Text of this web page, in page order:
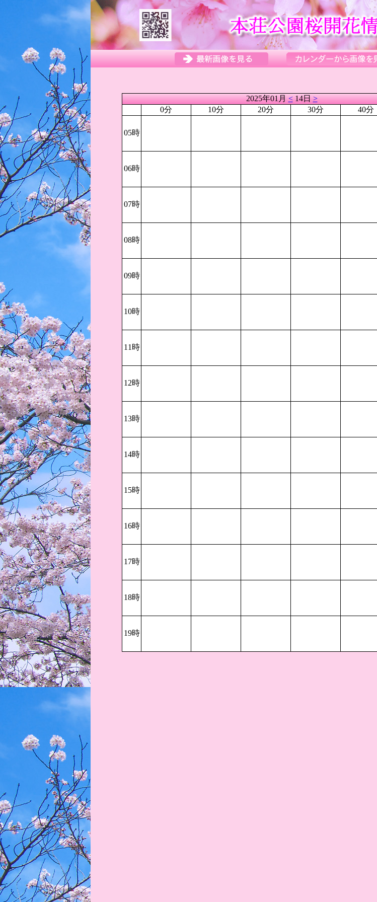
2025年01月<14日>
0分
10分 20分 30分 40分
05時
06時
07時
08時
09時
10時
11時
12時
13時
14時
15時
16時
17時
18時
19時